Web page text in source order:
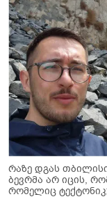
რაზე დგას
ბევრმა არ იცის,
რომელიც